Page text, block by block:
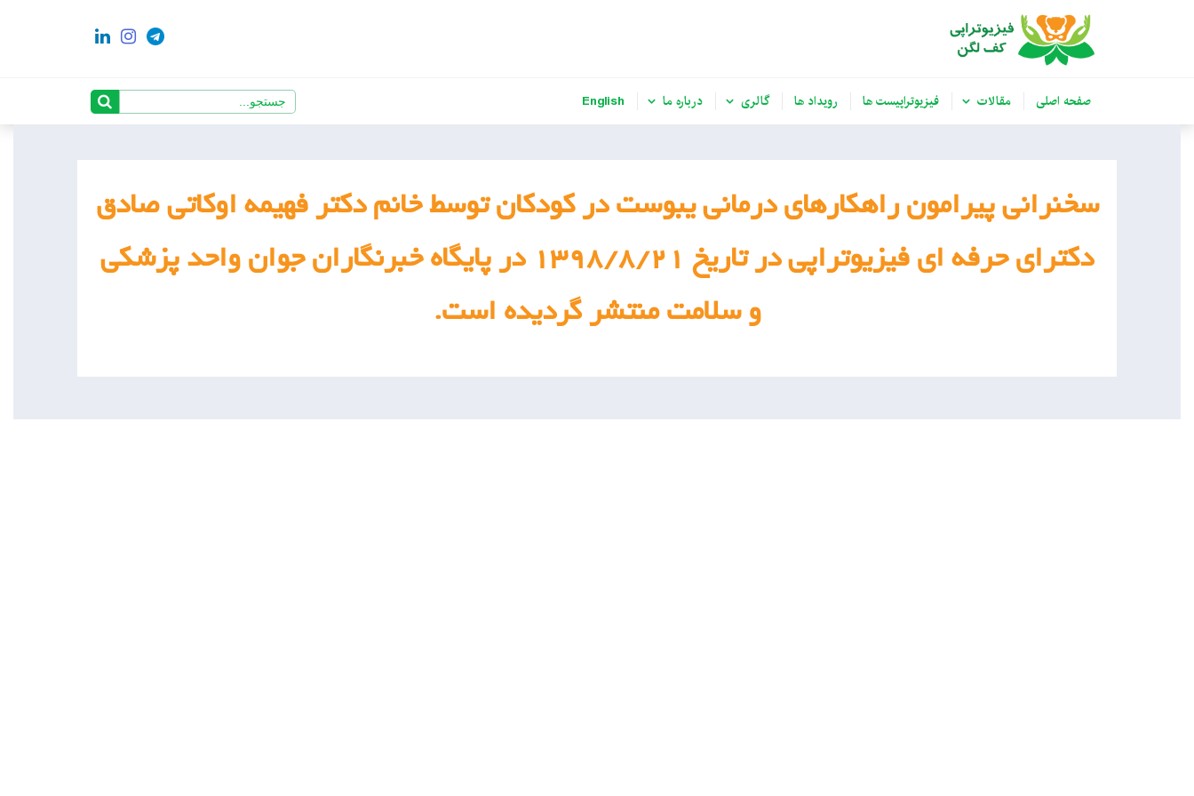
صفحه اصلی مقالات فیزیوتراپیست ها رویداد ها گالری درباره ما English
سخنرانی پیرامون راهکارهای درمانی یبوست در کودکان توسط خانم دکتر فهیمه اوکاتی صادق
دکترای حرفه ای فیزیوتراپی در تاریخ ۱۳۹۸/۸/۲۱ در پایگاه خبرنگاران جوان واحد پزشکی
و سلامت منتشر گردیده است.